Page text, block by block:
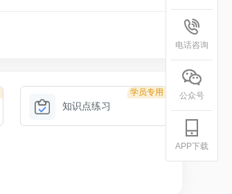
学员专用
知识点练习
电话咨询
公众号
APP下载